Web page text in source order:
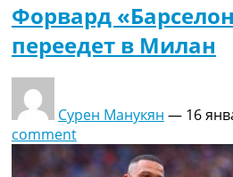
Форвард
переедет в Милан
Сурен Манукян — 16
comment